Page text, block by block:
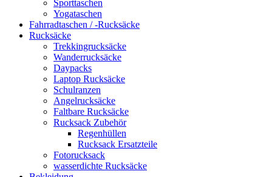
Sporttaschen
Yogataschen
Fahrradtaschen / -Rucksäcke
Rucksäcke
Trekkingrucksäcke
Wanderrucksäcke
Daypacks
Laptop Rucksäcke
Schulranzen
Angelrucksäcke
Faltbare Rucksäcke
Rucksack Zubehör
Regenhüllen
Rucksack Ersatzteile
Fotorucksack
wasserdichte Rucksäcke